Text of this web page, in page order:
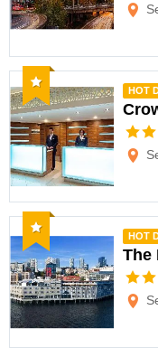
Recomendado
HOT
Recomendado
HOT
The